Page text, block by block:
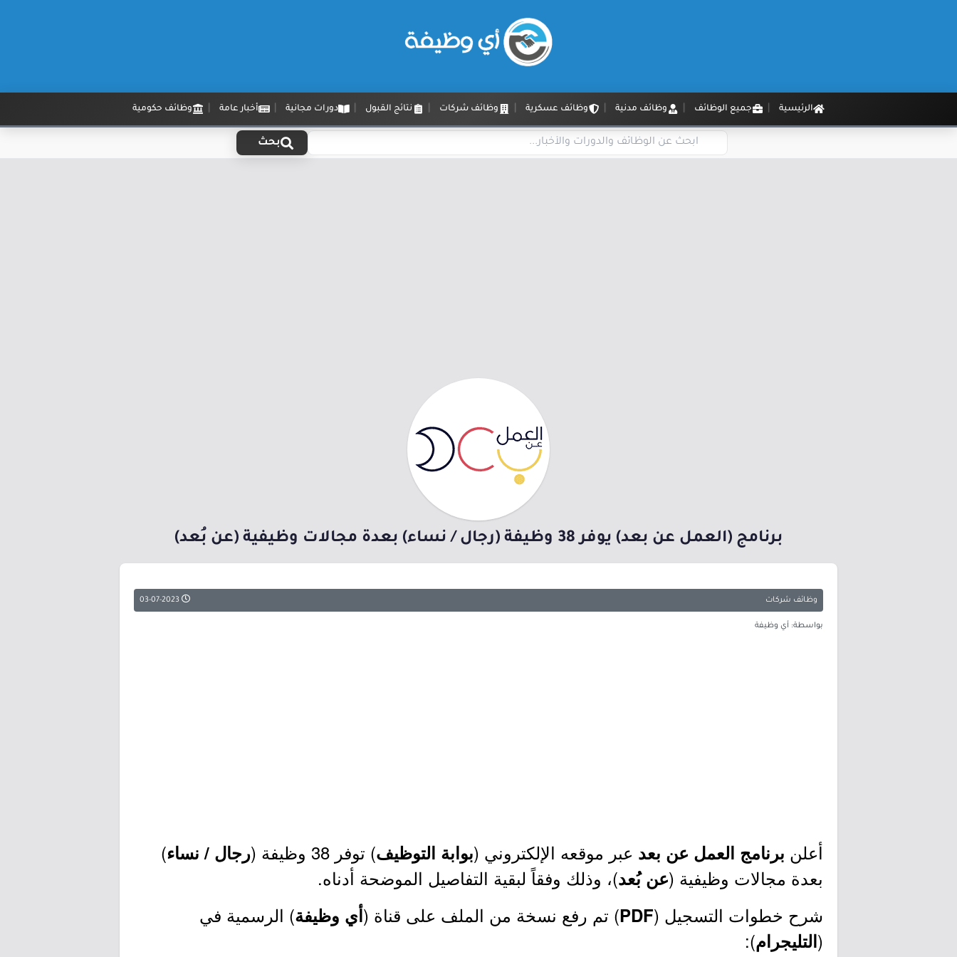
الرئيسية جميع الوظائف وظائف مدنية وظائف عسكرية وظائف شركات نتائج القبول دورات مجانية أخبار عامة وظائف حكومية
بحث
برنامج (العمل عن بعد) يوفر 38 وظيفة (رجال / نساء) بعدة مجالات وظيفية (عن بُعد)
وظائف شركات
بواسطة: أي وظيفة
أعلن برنامج العمل عن بعد عبر موقعه الإلكتروني (بوابة التوظيف) توفر 38 وظيفة ( رجال / نساء)
بعدة مجالات وظيفية (عن بُعد)، وذلك وفقاً لبقية التفاصيل الموضحة أدناه.
شرح خطوات التسجيل (PDF) تم رفع نسخة من الملف على قناة (أي وظيفة) الرسمية في
(التليجرام):